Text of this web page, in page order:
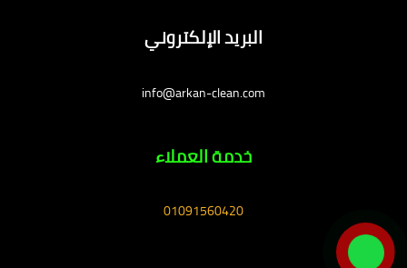
البريد الإلكتروني
info@arkan-clean.com
خدمة العملاء
01091560420